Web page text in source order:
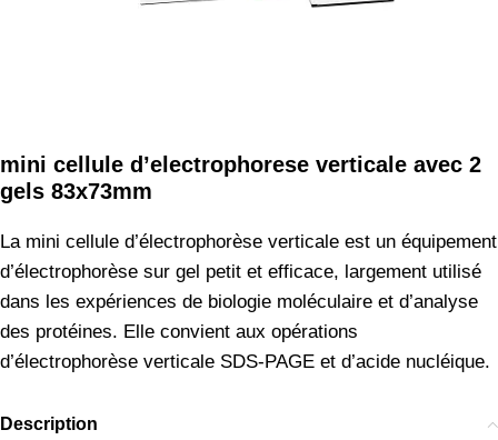
mini cellule d’electrophorese verticale avec 2
gels 83x73mm
La mini cellule d’électrophorèse verticale est un équipement
d’électrophorèse sur gel petit et efficace, largement utilisé
dans les expériences de biologie moléculaire et d’analyse
des protéines. Elle convient aux opérations
d’électrophorèse verticale SDS-PAGE et d’acide nucléique.
Description